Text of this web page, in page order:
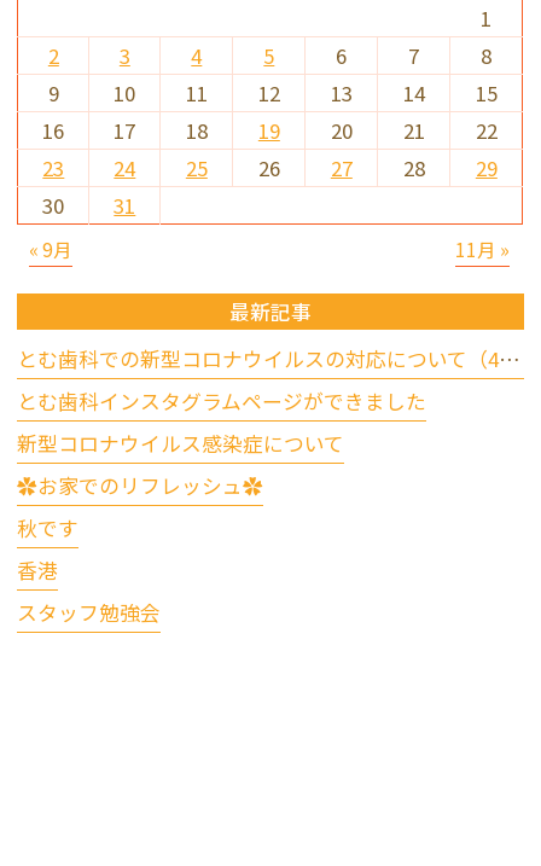
« 9月 11月 »
1
2
3 4 5 6 7
8
9
10 11 12 13 14
15
16
17 18 19 20 21
22
23
24 25 26 27 28
29
30
31
最新記事
とむ歯科での新型コロナウイルスの対応について（4/17更新）
とむ歯科インスタグラムページができました
新型コロナウイルス感染症について
✿お家でのリフレッシュ✿
秋です
香港
スタッフ勉強会